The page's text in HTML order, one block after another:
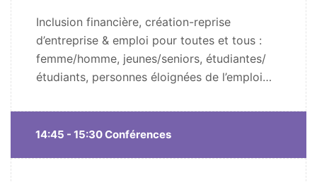
Inclusion financière, création-reprise
d’entreprise & emploi pour toutes et tous :
femme/homme, jeunes/seniors, étudiantes/
étudiants, personnes éloignées de l’emploi…
14:45 - 15:30 Conférences